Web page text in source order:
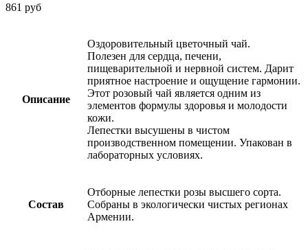
861 руб
Описание
Оздоровительный цветочный чай.
Полезен для сердца, печени,
пищеварительной и нервной систем. Дарит
приятное настроение и ощущение гармонии.
Этот розовый чай является одним из
элементов формулы здоровья и молодости
кожи.
Лепестки высушены в чистом
производственном помещении. Упакован в
лабораторных условиях.
Состав
Отборные лепестки розы высшего сорта.
Собраны в экологически чистых регионах
Армении.